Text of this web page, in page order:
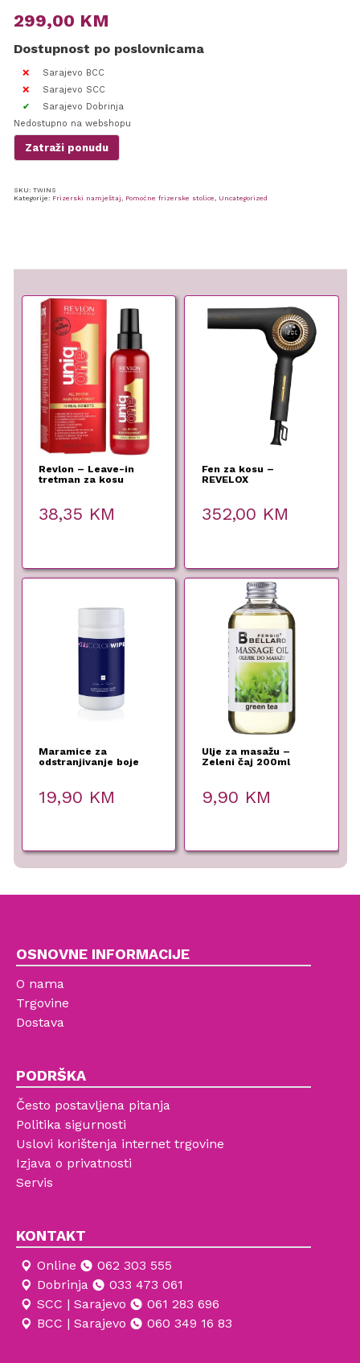
299,00 KM
Dostupnost po poslovnicama
Sarajevo BCC
Sarajevo SCC
Sarajevo Dobrinja
Nedostupno na webshopu
Zatraži ponudu
SKU: TWINS
Kategorije: Frizerski namještaj, Pomoćne frizerske stolice, Uncategorized
Revlon – Leave-in
tretman za kosu
38,35 KM
Fen za kosu –
REVELOX
352,00 KM
Maramice za
odstranjivanje boje
19,90 KM
Ulje za masažu –
Zeleni čaj 200ml
9,90 KM
OSNOVNE INFORMACIJE
O nama
Trgovine
Dostava
PODRŠKA
Često postavljena pitanja
Politika sigurnosti
Uslovi korištenja internet trgovine
Izjava o privatnosti
Servis
KONTAKT
Online
062 303 555
Dobrinja
033 473 061
SCC | Sarajevo
061 283 696
BCC | Sarajevo
060 349 16 83